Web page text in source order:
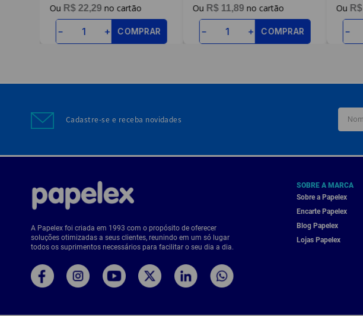
R$ 22,29
＋
－ COMPRAR
R$ 11,89
＋
－ COMPRAR
R$
－
Cadastre-se e receba novidades
A Papelex foi criada em 1993 com o propósito de oferecer
soluções otimizadas a seus clientes, reunindo em um só lugar
todos os suprimentos necessários para facilitar o seu dia a dia.
SOBRE A MARCA
Sobre a Papelex
Encarte Papelex
Blog Papelex
Lojas Papelex